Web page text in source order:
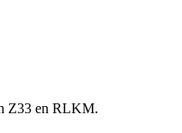
Z33 en RLKM.